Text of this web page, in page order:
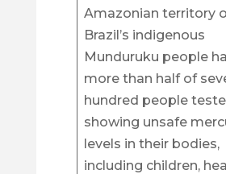
Amazonian territory
Brazil’s indigenous
Munduruku people
more than half of
hundred people
showing unsafe
levels in their bodies,
including children,